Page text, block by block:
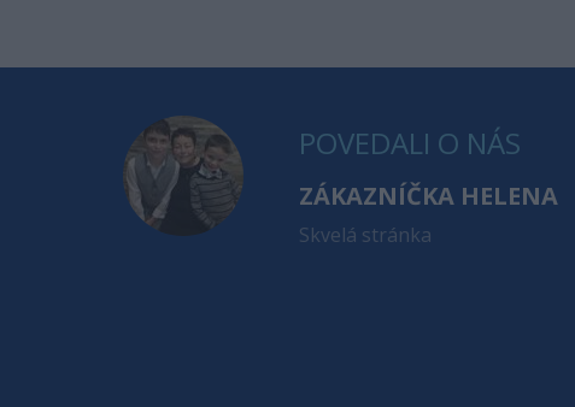
POVEDALI O NÁS
ZÁKAZNÍČKA HELENA
Skvelá stránka